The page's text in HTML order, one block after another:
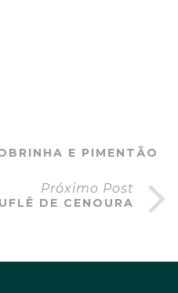
E PIMENTÃO
Próximo Post
DE CENOURA